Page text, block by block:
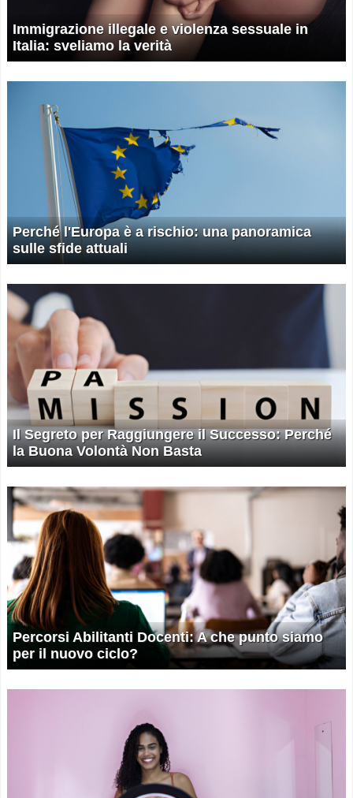
Immigrazione illegale e violenza sessuale in
Italia: sveliamo la verità
Perché l'Europa è a rischio: una panoramica
sulle sfide attuali
Il Segreto per Raggiungere il Successo: Perché
la Buona Volontà Non Basta
Percorsi Abilitanti Docenti: A che punto siamo
per il nuovo ciclo?